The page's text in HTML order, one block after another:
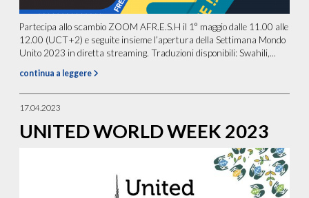
Partecipa allo scambio ZOOM AFR.E.S.H il 1° maggio dalle 11.00 alle
12.00 (UCT+2) e seguite insieme l’apertura della Settimana Mondo
Unito 2023 in diretta streaming. Traduzioni disponibili: Swahili,...
continua a leggere
17.04.2023
UNITED WORLD WEEK 2023